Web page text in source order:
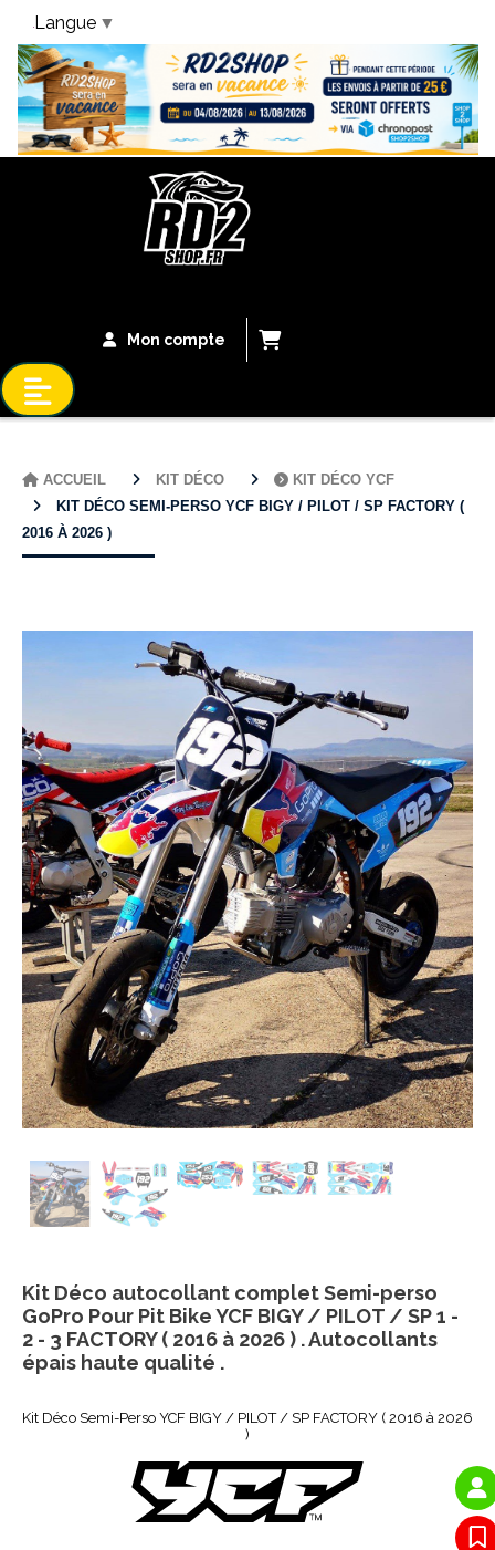
Bandeau Vacances
Mon compte
ACCUEIL KIT DÉCO
KIT DÉCO YCF
KIT DÉCO SEMI-PERSO YCF BIGY / PILOT / SP FACTORY (
2016 À 2026 )
Kit Déco Semi-Perso YCF BIGY / PILOT / SP FACTORY ( 2016 à 2026
)
Kit Déco autocollant complet Semi-perso
GoPro Pour Pit Bike YCF BIGY / PILOT / SP 1 -
2 - 3 FACTORY ( 2016 à 2026 ) . Autocollants
épais haute qualité .
Langue ▼